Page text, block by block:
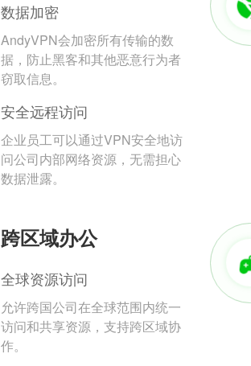
数据加密
AndyVPN会加密所有传输的数
据，防止黑客和其他恶意行为者
窃取信息。
安全远程访问
企业员工可以通过VPN安全地访
问公司内部网络资源，无需担心
数据泄露。
跨区域办公
全球资源访问
允许跨国公司在全球范围内统一
访问和共享资源，支持跨区域协
作。